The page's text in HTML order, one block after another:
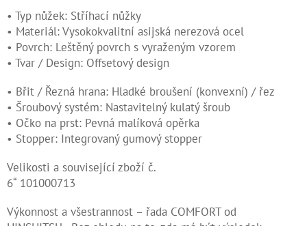
Kontakty
Měna
(CZK)
Přihlášení
• Typ nůžek: Stříhací nůžky
• Materiál: Vysokokvalitní asijská nerezová ocel
• Povrch: Leštěný povrch s vyraženým vzorem
• Tvar / Design: Offsetový design
• Břit / Řezná hrana: Hladké broušení (konvexní) / řez
• Šroubový systém: Nastavitelný kulatý šroub
• Očko na prst: Pevná malíková opěrka
• Stopper: Integrovaný gumový stopper
Velikosti a související zboží č.
6“ 101000713
Výkonnost a všestrannost – řada COMFORT od